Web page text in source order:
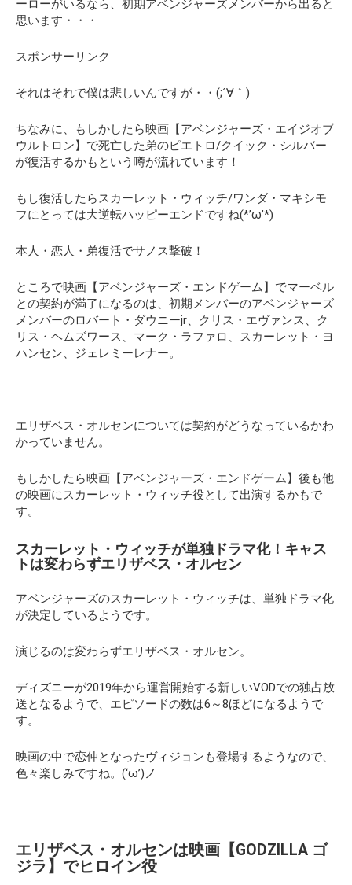
ーローがいるなら、初期アベンジャーズメンバーから出ると
思います・・・
スポンサーリンク
それはそれで僕は悲しいんですが・・(;´∀｀)
ちなみに、もしかしたら映画【アベンジャーズ・エイジオブ
ウルトロン】で死亡した弟のピエトロ/クイック・シルバー
が復活するかもという噂が流れています！
もし復活したらスカーレット・ウィッチ/ワンダ・マキシモ
フにとっては大逆転ハッピーエンドですね(*’ω’*)
本人・恋人・弟復活でサノス撃破！
ところで映画【アベンジャーズ・エンドゲーム】でマーベル
との契約が満了になるのは、初期メンバーのアベンジャーズ
メンバーのロバート・ダウニーjr、クリス・エヴァンス、ク
リス・ヘムズワース、マーク・ラファロ、スカーレット・ヨ
ハンセン、ジェレミーレナー。
エリザベス・オルセンについては契約がどうなっているかわ
かっていません。
もしかしたら映画【アベンジャーズ・エンドゲーム】後も他
の映画にスカーレット・ウィッチ役として出演するかもで
す。
スカーレット・ウィッチが単独ドラマ化！キャス
トは変わらずエリザベス・オルセン
アベンジャーズのスカーレット・ウィッチは、単独ドラマ化
が決定しているようです。
演じるのは変わらずエリザベス・オルセン。
ディズニーが2019年から運営開始する新しいVODでの独占放
送となるようで、エピソードの数は6～8ほどになるようで
す。
映画の中で恋仲となったヴィジョンも登場するようなので、
色々楽しみですね。(‘ω’)ノ
エリザベス・オルセンは映画【GODZILLA ゴ
ジラ】でヒロイン役